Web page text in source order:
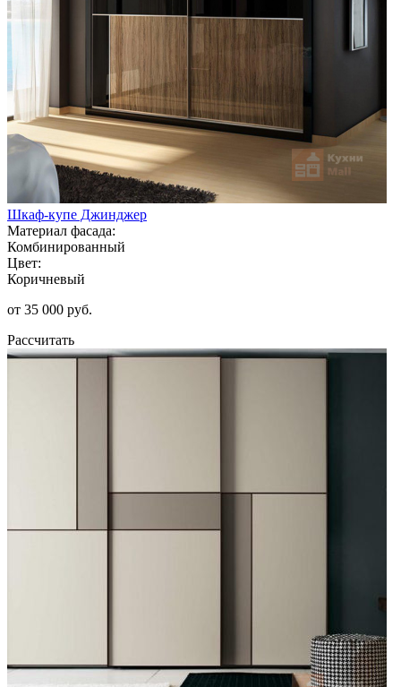
Шкаф-купе Джинджер
Материал фасада:
Комбинированный
Цвет:
Коричневый
от 35 000 руб.
Рассчитать